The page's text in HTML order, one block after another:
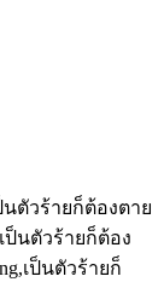
นตัวร้ายก็ต้องตาย
ป็นตัวร้ายก็ต้อง
เป็นตัวร้ายก็